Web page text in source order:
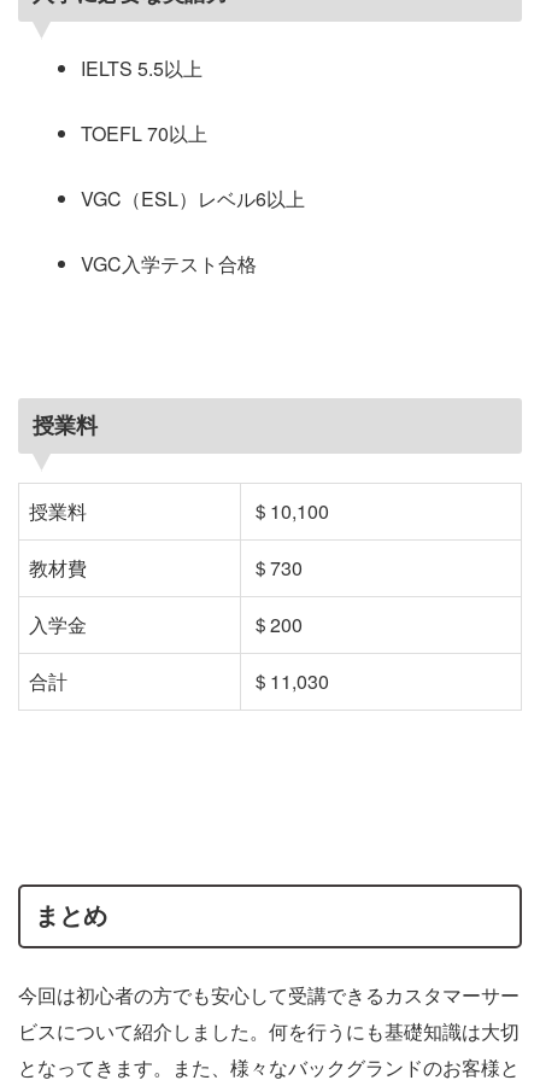
IELTS 5.5以上
TOEFL 70以上
VGC（ESL）レベル6以上
VGC入学テスト合格
授業料
授業料 ＄10,100
教材費 ＄730
入学金 ＄200
合計 ＄11,030
まとめ
今回は初心者の方でも安心して受講できるカスタマーサー
ビスについて紹介しました。何を行うにも基礎知識は大切
となってきます。また、様々なバックグランドのお客様と